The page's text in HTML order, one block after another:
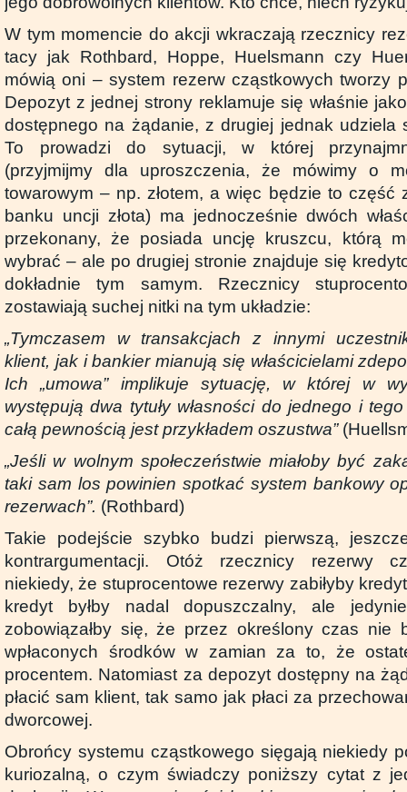
W tym momencie do akcji wkraczają rzecznicy
tacy jak Rothbard, Hoppe, Huelsmann czy
mówią oni – system rezerw cząstkowych tworzy
Depozyt z jednej strony reklamuje się właśnie
dostępnego na żądanie, z drugiej jednak udziela
To prowadzi do sytuacji, w której
(przyjmijmy dla uproszczenia, że mówimy o
towarowym – np. złotem, a więc będzie to część
banku uncji złota) ma jednocześnie dwóch
przekonany, że posiada uncję kruszcu, którą
wybrać – ale po drugiej stronie znajduje się
dokładnie tym samym. Rzecznicy
zostawiają suchej nitki na tym układzie:
„Tymczasem w transakcjach z innymi
klient, jak i bankier mianują się właścicielami
Ich „umowa” implikuje sytuację, w której w
występują dwa tytuły własności do jednego i
całą pewnością jest przykładem oszustwa”
„Jeśli w wolnym społeczeństwie miałoby być
taki sam los powinien spotkać system bankowy
rezerwach”. (Rothbard)
Takie podejście szybko budzi pierwszą,
kontrargumentacji. Otóż rzecznicy rezerwy
niekiedy, że stuprocentowe rezerwy zabiłyby
kredyt byłby nadal dopuszczalny, ale
zobowiązałby się, że przez określony czas nie
wpłaconych środków w zamian za to, że
procentem. Natomiast za depozyt dostępny na
płacić sam klient, tak samo jak płaci za
dworcowej.
Obrońcy systemu cząstkowego sięgają niekiedy
kuriozalną, o czym świadczy poniższy cytat z